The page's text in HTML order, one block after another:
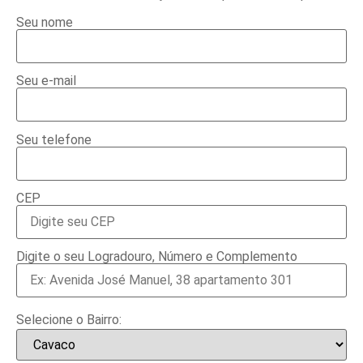
Seu nome
Seu e-mail
Seu telefone
CEP
Digite o seu Logradouro, Número e Complemento
Selecione o Bairro: